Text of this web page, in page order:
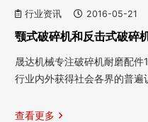
行业资讯 2016-05-21
颚式破碎机和反击式破碎
晟达机械专注破碎机耐磨配
行业内外获得社会各界的普
查看更多